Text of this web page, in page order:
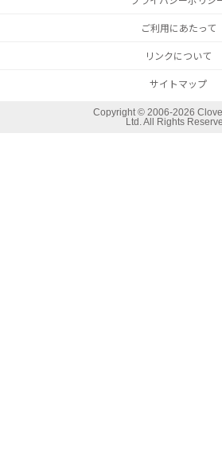
ご利用にあたって
リンクについて
サイトマップ
Copyright © 2006-2026
Ltd. All Rights